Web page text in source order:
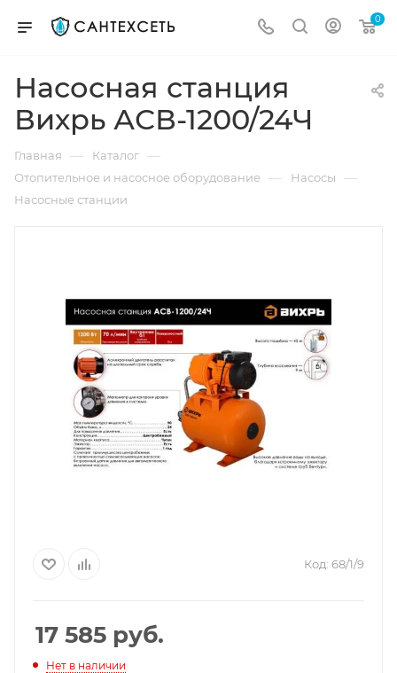
0
Насосная станция
Вихрь АСВ-1200/24Ч
Главная — Каталог —
Отопительное и насосное оборудование — Насосы —
Насосные станции
Код: 68/1/9
17 585 руб.
Нет в наличии